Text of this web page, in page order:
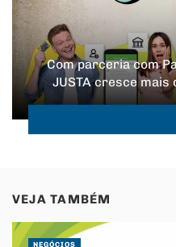
Com parceria com
JUSTA cresce mais
VEJA TAMBÉM
NEGÓCIOS